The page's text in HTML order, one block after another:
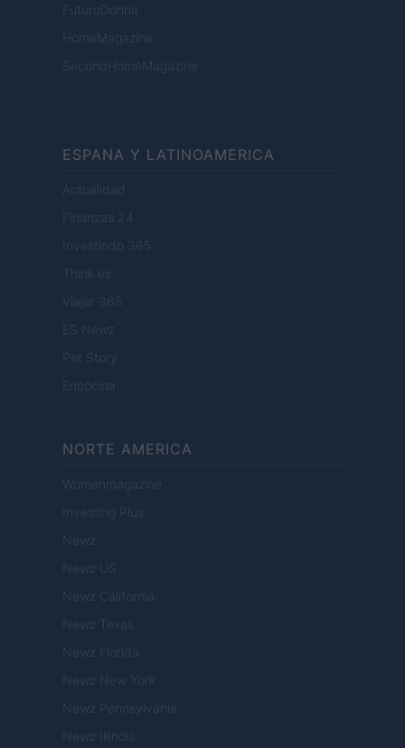
FuturoDonna
HomeMagazine
SecondHomeMagazine
ESPANA Y LATINOAMERICA
Actualidad
Finanzas 24
Investindo 365
Think.es
Viajar 365
ES Newz
Pet Story
Encocina
NORTE AMERICA
Womanmagazine
Investing Plus
Newz
Newz US
Newz California
Newz Texas
Newz Florida
Newz New York
Newz Pennsylvania
Newz Illinois